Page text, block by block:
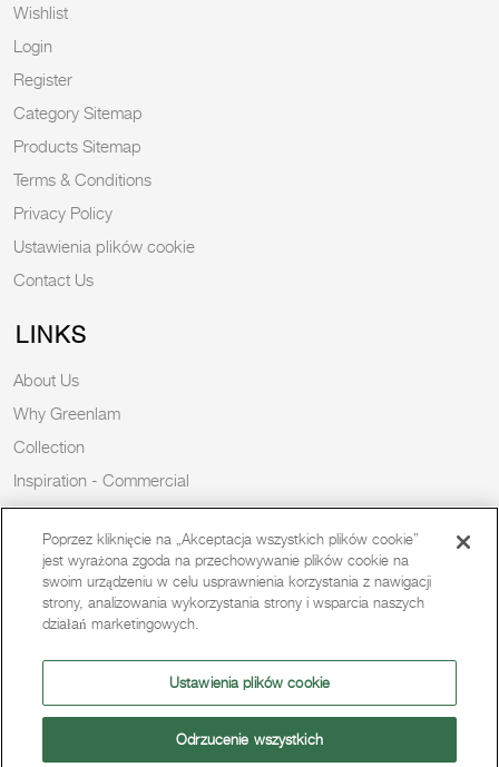
Wishlist
Login
Register
Category Sitemap
Products Sitemap
Terms & Conditions
Privacy Policy
Ustawienia plików cookie
Contact Us
LINKS
About Us
Why Greenlam
Collection
Inspiration - Commercial
Inspiration - Residential
Case Study
Trends
Resources
Poprzez kliknięcie na „Akceptacja wszystkich plików cookie”
jest wyrażona zgoda na przechowywanie plików cookie na
swoim urządzeniu w celu usprawnienia korzystania z nawigacji
strony, analizowania wykorzystania strony i wsparcia naszych
działań marketingowych.
Ustawienia plików cookie
Odrzucenie wszystkich